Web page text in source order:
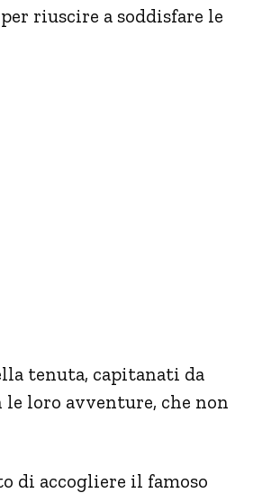
riuscire a soddisfare le
tenuta, capitanati da
loro avventure, che non
di accogliere il famoso